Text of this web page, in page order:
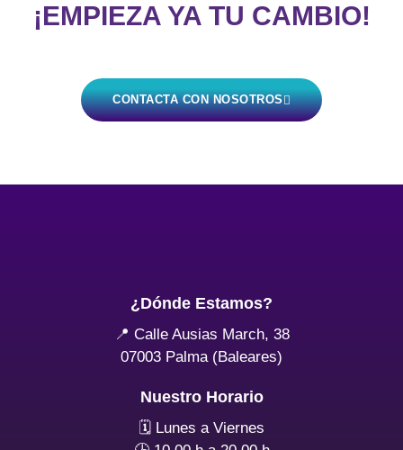
¡EMPIEZA YA TU CAMBIO!
CONTACTA CON NOSOTROS
¿Dónde Estamos?
📍 Calle Ausias March, 38
07003 Palma (Baleares)
Nuestro Horario
🗓 Lunes a Viernes